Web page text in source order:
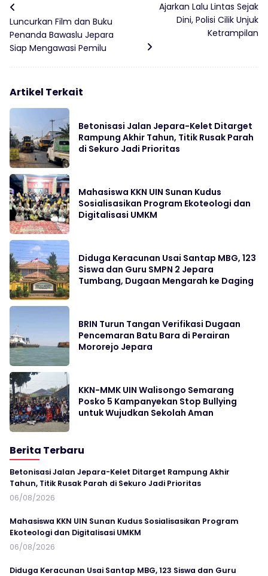
Luncurkan Film dan Buku
Penanda Bawaslu Jepara
Siap Mengawasi Pemilu
Ajarkan Lalu Lintas Sejak
Dini, Polisi Cilik Unjuk
Ketrampilan
Artikel Terkait
Betonisasi Jalan Jepara-Kelet Ditarget
Rampung Akhir Tahun, Titik Rusak Parah
di Sekuro Jadi Prioritas
Mahasiswa KKN UIN Sunan Kudus
Sosialisasikan Program Ekoteologi dan
Digitalisasi UMKM
Diduga Keracunan Usai Santap MBG, 123
Siswa dan Guru SMPN 2 Jepara
Tumbang, Dugaan Mengarah ke Daging
BRIN Turun Tangan Verifikasi Dugaan
Pencemaran Batu Bara di Perairan
Mororejo Jepara
KKN-MMK UIN Walisongo Semarang
Posko 5 Kampanyekan Stop Bullying
untuk Wujudkan Sekolah Aman
Berita Terbaru
Betonisasi Jalan Jepara-Kelet Ditarget Rampung Akhir
Tahun, Titik Rusak Parah di Sekuro Jadi Prioritas
06/08/2026
Mahasiswa KKN UIN Sunan Kudus Sosialisasikan Program
Ekoteologi dan Digitalisasi UMKM
06/08/2026
Diduga Keracunan Usai Santap MBG, 123 Siswa dan Guru